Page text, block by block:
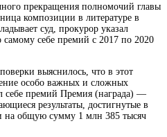
прекращения полномочий главы
композиции в литературе в
суд, прокурор указал
себе премий с 2017 по 2020
выяснилось, что в этот
особо важных и сложных
себе премий Премия (награда) —
результаты, достигнутые в
на общую сумму 1 млн 385 тысяч